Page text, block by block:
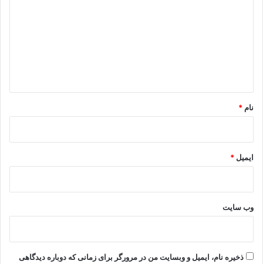
نام *
ایمیل *
وب‌ سایت
ذخیره نام، ایمیل و وبسایت من در مرورگر برای زمانی که دوباره دیدگاهی